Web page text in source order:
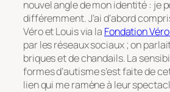
nouvel angle de mon identité : je
différemment. J’ai d’abord
Véro et Louis via la Fondation
par les réseaux sociaux ; on
briques et de chandails. La
formes d’autisme s’est faite de
lien qui me ramène à leur